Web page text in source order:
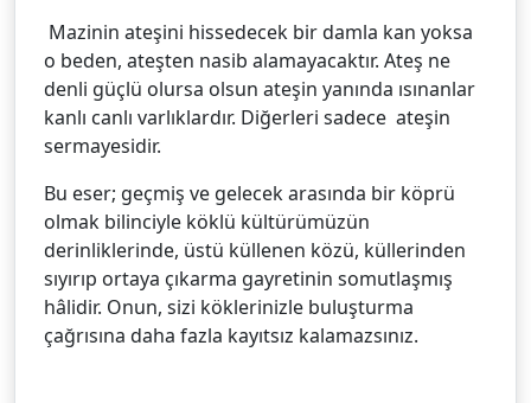
Mazinin ateşini hissedecek bir damla kan yoksa
o beden, ateşten nasib alamayacaktır. Ateş ne
denli güçlü olursa olsun ateşin yanında ısınanlar
kanlı canlı varlıklardır. Diğerleri sadece ateşin
sermayesidir.
Bu eser; geçmiş ve gelecek arasında bir köprü
olmak bilinciyle köklü kültürümüzün
derinliklerinde, üstü küllenen közü, küllerinden
sıyırıp ortaya çıkarma gayretinin somutlaşmış
hâlidir. Onun, sizi köklerinizle buluşturma
çağrısına daha fazla kayıtsız kalamazsınız.